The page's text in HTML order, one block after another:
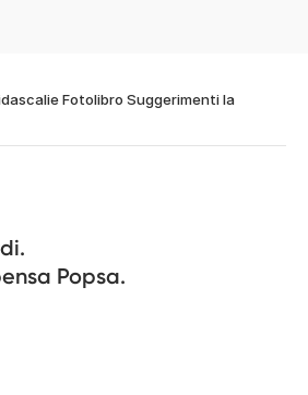
Fotolibro Suggerimenti Ia
Popsa.